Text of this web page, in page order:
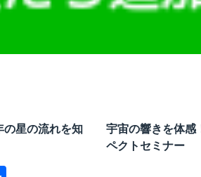
の星の流れを知
宇宙の響きを体感
ペクトセミナー